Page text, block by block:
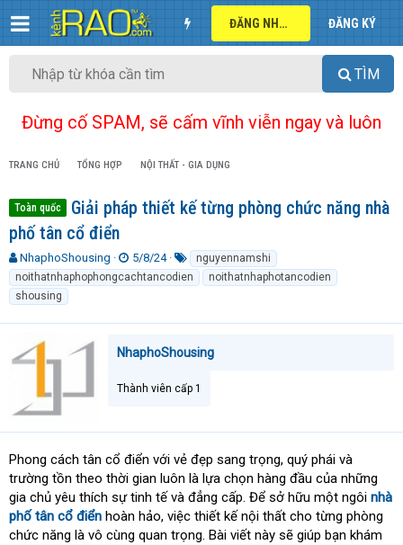
ĐĂNG NHẬP ĐĂNG KÝ
TÌM
Đừng cố SPAM, sẽ cấm vĩnh viễn ngay và luôn
TRANG CHỦ TỔNG HỢP NỘI THẤT - GIA DỤNG
Toàn quốc
Giải pháp thiết kế từng phòng chức năng nhà
phố tân cổ điển
T
h
r
e
a
s
t
e
r
NhaphoShousing
N
g
à
g
i
5/8/24
ừ
k
ó
nguyennamshi
noithatnhaphophongcachtancodien
noithatnhaphotancodien
shousing
NhaphoShousing
Thành viên cấp 1
Phong cách tân cổ điển với vẻ đẹp sang trọng, quý phái và
trường tồn theo thời gian luôn là lựa chọn hàng đầu của những
gia chủ yêu thích sự tinh tế và đẳng cấp. Để sở hữu một ngôi nhà
phố tân cổ điển hoàn hảo, việc thiết kế nội thất cho từng phòng
chức năng là vô cùng quan trọng. Bài viết này sẽ giúp bạn khám